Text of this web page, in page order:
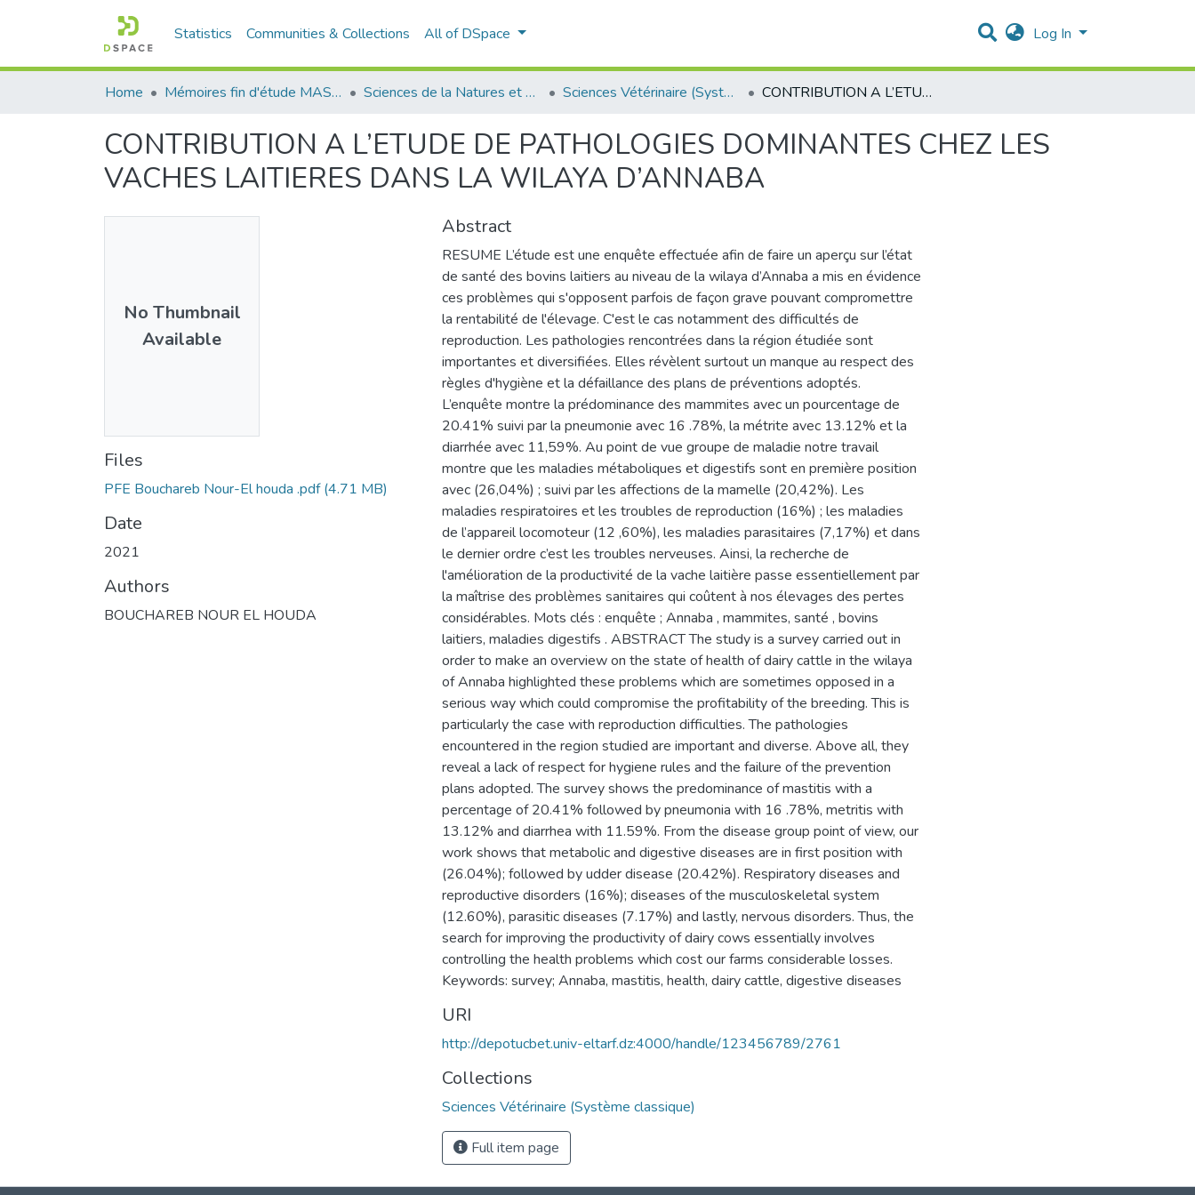
Statistics Communities & Collections All of DSpace Log In
Home Mémoires fin d'étude MASTER et Système classique Sciences de la Natures et de Vie Sciences Vétérinaire (Système classique) CONTRIBUTION A L’ETUDE DE PATHOLOGIES DOMINANTES CHEZ LES VACHES LAITIERES DANS LA WILAYA D’ANNABA
CONTRIBUTION A L’ETUDE DE PATHOLOGIES DOMINANTES CHEZ LES
VACHES LAITIERES DANS LA WILAYA D’ANNABA
No Thumbnail
Available
Files
PFE Bouchareb Nour-El houda .pdf (4.71 MB)
Date
2021
Authors
BOUCHAREB NOUR EL HOUDA
Abstract
RESUME L’étude est une enquête effectuée afin de faire un aperçu sur l’état
de santé des bovins laitiers au niveau de la wilaya d’Annaba a mis en évidence
ces problèmes qui s'opposent parfois de façon grave pouvant compromettre
la rentabilité de l'élevage. C'est le cas notamment des difficultés de
reproduction. Les pathologies rencontrées dans la région étudiée sont
importantes et diversifiées. Elles révèlent surtout un manque au respect des
règles d'hygiène et la défaillance des plans de préventions adoptés.
L’enquête montre la prédominance des mammites avec un pourcentage de
20.41% suivi par la pneumonie avec 16 .78%, la métrite avec 13.12% et la
diarrhée avec 11,59%. Au point de vue groupe de maladie notre travail
montre que les maladies métaboliques et digestifs sont en première position
avec (26,04%) ; suivi par les affections de la mamelle (20,42%). Les
maladies respiratoires et les troubles de reproduction (16%) ; les maladies
de l’appareil locomoteur (12 ,60%), les maladies parasitaires (7,17%) et dans
le dernier ordre c’est les troubles nerveuses. Ainsi, la recherche de
l'amélioration de la productivité de la vache laitière passe essentiellement par
la maîtrise des problèmes sanitaires qui coûtent à nos élevages des pertes
considérables. Mots clés : enquête ; Annaba , mammites, santé , bovins
laitiers, maladies digestifs . ABSTRACT The study is a survey carried out in
order to make an overview on the state of health of dairy cattle in the wilaya
of Annaba highlighted these problems which are sometimes opposed in a
serious way which could compromise the profitability of the breeding. This is
particularly the case with reproduction difficulties. The pathologies
encountered in the region studied are important and diverse. Above all, they
reveal a lack of respect for hygiene rules and the failure of the prevention
plans adopted. The survey shows the predominance of mastitis with a
percentage of 20.41% followed by pneumonia with 16 .78%, metritis with
13.12% and diarrhea with 11.59%. From the disease group point of view, our
work shows that metabolic and digestive diseases are in first position with
(26.04%); followed by udder disease (20.42%). Respiratory diseases and
reproductive disorders (16%); diseases of the musculoskeletal system
(12.60%), parasitic diseases (7.17%) and lastly, nervous disorders. Thus, the
search for improving the productivity of dairy cows essentially involves
controlling the health problems which cost our farms considerable losses.
Keywords: survey; Annaba, mastitis, health, dairy cattle, digestive diseases
URI
http://depotucbet.univ-eltarf.dz:4000/handle/123456789/2761
Collections
Sciences Vétérinaire (Système classique)
Full item page